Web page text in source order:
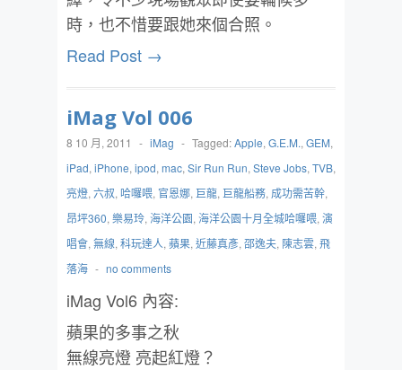
時，也不惜要跟她來個合照。
Read Post →
iMag Vol 006
8 10 月, 2011 - iMag - Tagged:Apple, G.E.M., GEM,
iPad, iPhone, ipod, mac, Sir Run Run, Steve Jobs, TVB,
亮燈, 六叔, 哈囉喂, 官恩娜, 巨龍, 巨龍船務, 成功需苦幹,
昂坪360, 樂易玲, 海洋公園, 海洋公園十月全城哈囉喂, 演
唱會, 無線, 科玩達人, 蘋果, 近藤真彥, 邵逸夫, 陳志雲, 飛
落海 - no comments
iMag Vol6 內容:
蘋果的多事之秋
無線亮燈 亮起紅燈？